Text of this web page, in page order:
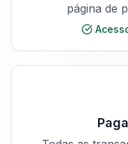
página de